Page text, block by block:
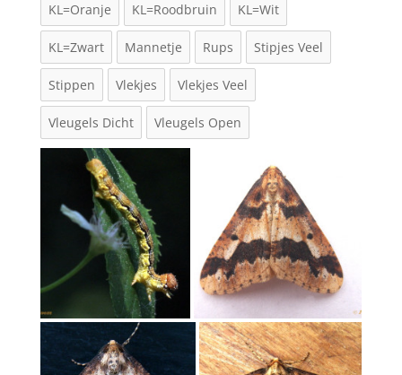
KL=Oranje KL=Roodbruin KL=Wit
KL=Zwart Mannetje Rups Stipjes Veel
Stippen Vlekjes Vlekjes Veel
Vleugels Dicht Vleugels Open